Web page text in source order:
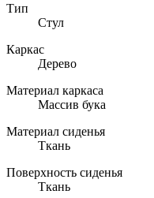
Тип
Стул
Каркас
Дерево
Материал каркаса
Массив бука
Материал сиденья
Ткань
Поверхность сиденья
Ткань